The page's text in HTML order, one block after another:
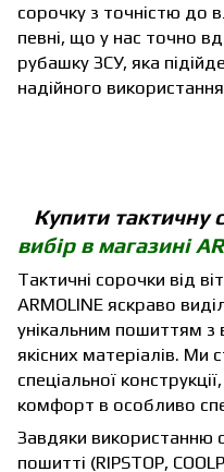
сорочку з точністю до
певні, що у нас точно
рубашку ЗСУ, яка
надійного
Купити тактичну
вибір в магазині
Тактичні сорочки від
ARMOLINE яскраво
унікальним пошиттям
якісних матеріалів.
спеціальної
комфорт в особливо
Завдяки використанню
пошитті (RIPSTOP,